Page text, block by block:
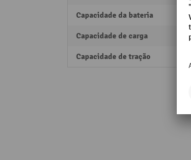
Capacidade da bateria
Capacidade de carga
Capacidade de tração